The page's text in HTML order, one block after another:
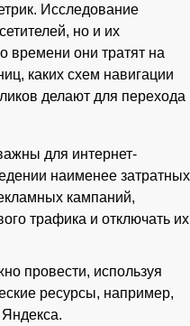
Исследование
но и их
времени они тратят на
каких схем навигации
делают для перехода
для интернет-
наименее затратных
кампаний,
трафика и отключать их
провести, используя
ресурсы, например,